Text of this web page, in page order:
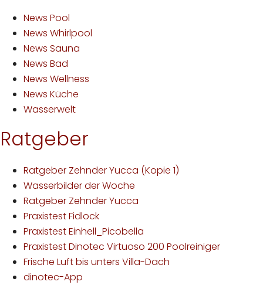
News Pool
News Whirlpool
News Sauna
News Bad
News Wellness
News Küche
Wasserwelt
Ratgeber
Ratgeber Zehnder Yucca (Kopie 1)
Wasserbilder der Woche
Ratgeber Zehnder Yucca
Praxistest Fidlock
Praxistest Einhell_Picobella
Praxistest Dinotec Virtuoso 200 Poolreiniger
Frische Luft bis unters Villa-Dach
dinotec-App